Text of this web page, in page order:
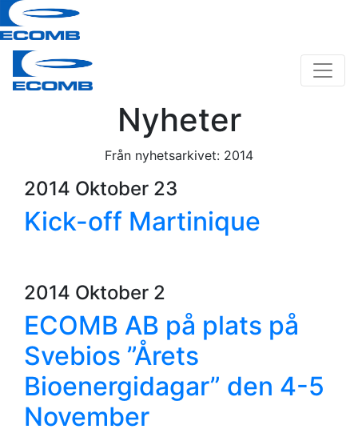
Nyheter
Från nyhetsarkivet: 2014
2014 Oktober 23
Kick-off Martinique
2014 Oktober 2
ECOMB AB på plats på
Svebios ”Årets
Bioenergidagar” den 4-5
November